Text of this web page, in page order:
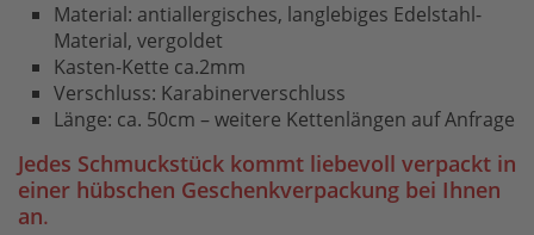
Material: antiallergisches, langlebiges Edelstahl-
Material, vergoldet
Kasten-Kette ca.2mm
Verschluss: Karabinerverschluss
Länge: ca. 50cm – weitere Kettenlängen auf Anfrage
Jedes Schmuckstück kommt liebevoll verpackt in
einer hübschen Geschenkverpackung bei Ihnen
an.